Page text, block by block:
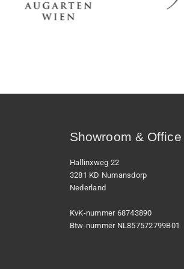
Showroom & Office
Hallinxweg 22
3281 KD Numansdorp
Nederland
KvK-nummer 68743890
Btw-nummer NL857572799B01